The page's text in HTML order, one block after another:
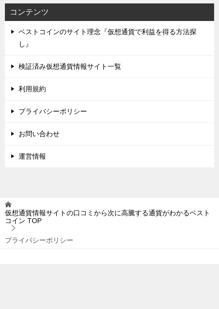
コンテンツ
ベストコインのサイト理念『仮想通貨で利益を得る方法探
し』
検証済み仮想通貨情報サイト一覧
利用規約
プライバシーポリシー
お問い合わせ
運営情報
仮想通貨情報サイトの口コミから次に高騰する通貨がわかるベスト
コイン TOP
プライバシーポリシー